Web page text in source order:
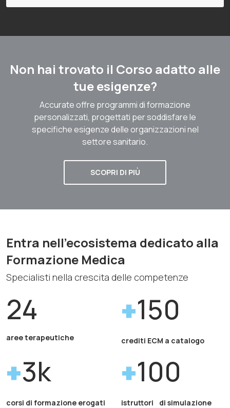
Non hai trovato il Corso adatto alle
tue esigenze?
Accurate offre programmi di formazione
personalizzati, progettati per soddisfare le
specifiche esigenze delle organizzazioni nel
settore sanitario.
SCOPRI DI PIÙ
Entra nell'ecosistema dedicato alla
Formazione Medica
Specialisti nella crescita delle competenze
24
aree terapeutiche
150
crediti ECM a catalogo
3k
corsi di formazione erogati
100
istruttori di simulazione